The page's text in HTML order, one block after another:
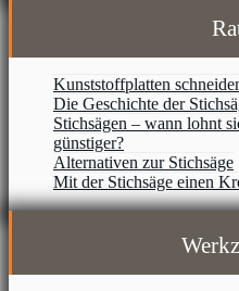
Kunststoffplatten
Die Geschichte der
Stichsägen – wann lohnt
günstiger?
Alternativen zur Stichsäge
Mit der Stichsäge einen